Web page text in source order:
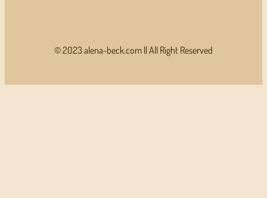
© 2023 alena-beck.com || All Right Reserved